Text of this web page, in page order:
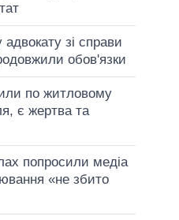
зі справи
обов'язки
по житловому
є жертва та
попросили медіа
«не збито